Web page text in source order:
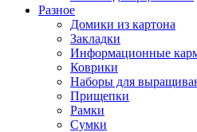
Разное
Домики из картона
Закладки
Информационные
Коврики
Наборы для
Прищепки
Рамки
Сумки